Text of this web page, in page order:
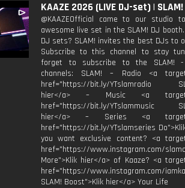
KAAZE 2026 (LIVE DJ-set) | SLAM!
​@KAAZEOfficial came to our studio
awesome live set in the SLAM! DJ
DJ sets? SLAM! invites the best DJs to
Subscribe to this channel to stay
forget to subscribe to the SLAM! -
channels: SLAM! – Radio <a
href="https://bit.ly/YTslamradio
hier</a> – Music <a
href="https://bit.ly/YTslammusic
hier</a> – Series <a
href="https://bit.ly/YTslamseries
you want exclusive content? <a
href="https://www.instagram.com/
More">Klik hier</a> of Kaaze? <a
href="https://www.instagram.com/
SLAM! Boost">Klik hier</a> Your Life